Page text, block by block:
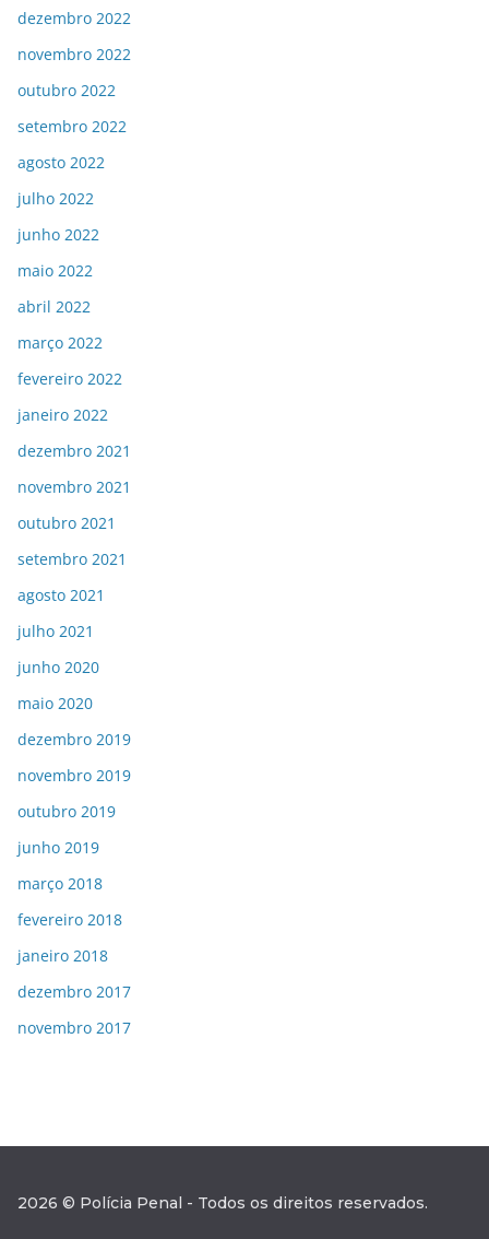
dezembro 2022
novembro 2022
outubro 2022
setembro 2022
agosto 2022
julho 2022
junho 2022
maio 2022
abril 2022
março 2022
fevereiro 2022
janeiro 2022
dezembro 2021
novembro 2021
outubro 2021
setembro 2021
agosto 2021
julho 2021
junho 2020
maio 2020
dezembro 2019
novembro 2019
outubro 2019
junho 2019
março 2018
fevereiro 2018
janeiro 2018
dezembro 2017
novembro 2017
2026 © Polícia Penal - Todos os direitos reservados.